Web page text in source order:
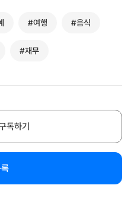
#여행 #음식
#재무
독하기